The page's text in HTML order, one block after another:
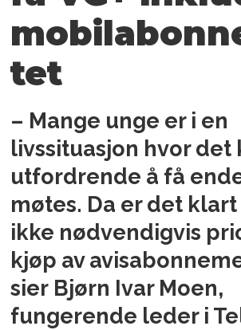
tet
– Mange unge er i en
livssituasjon hvor
utfordrende å få
møtes. Da er det
ikke nødvendigvis
kjøp av
sier Bjørn Ivar Moen,
fungerende leder i